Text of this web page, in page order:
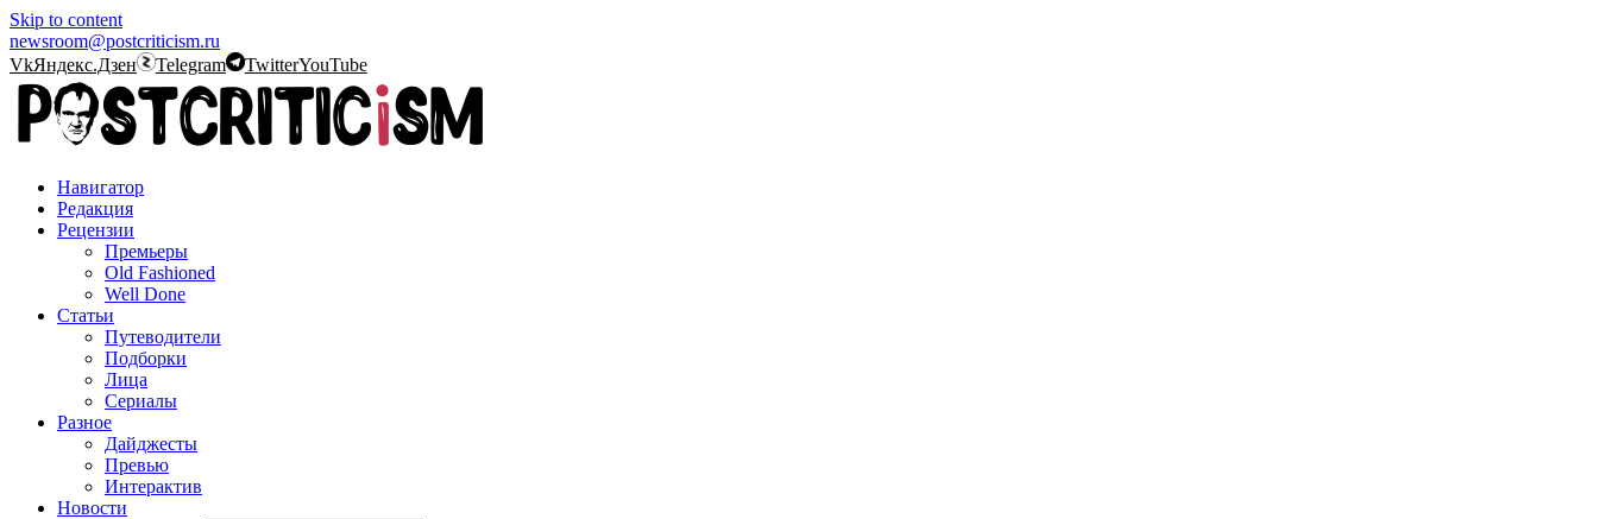
Skip to content
newsroom@postcriticism.ru
VkЯндекс.Дзен Telegram TwitterYouTube
Навигатор
Редакция
Рецензии
Премьеры
Old Fashioned
Well Done
Статьи
Путеводители
Подборки
Лица
Сериалы
Разное
Дайджесты
Превью
Интерактив
Новости